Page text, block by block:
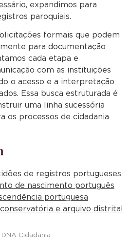
expandimos para
paroquiais.
formais que podem
para documentação
cada etapa e
com as instituições
o acesso e a interpretação
Essa busca estruturada é
uma linha sucessória
os processos de cidadania
de registros portugueses
de nascimento português
portuguesa
e arquivo distrital
Cidadania